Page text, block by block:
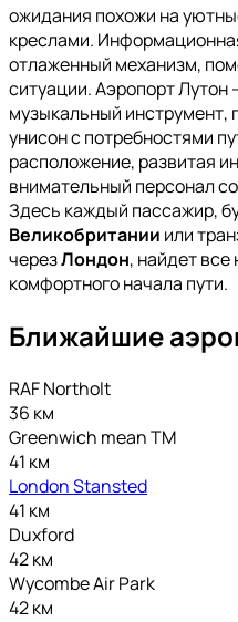
ожидания похожи на
креслами.
отлаженный механизм,
ситуации. Аэропорт
музыкальный инструмент,
унисон с потребностями
расположение, развитая
внимательный персонал
Здесь каждый пассажир,
Великобритании или
черезЛондон, найдет
комфортного начала пути.
Ближайшие
RAF Northolt
36 км
Greenwich mean TM
41 км
London Stansted
41 км
Duxford
42 км
Wycombe Air Park
42 км